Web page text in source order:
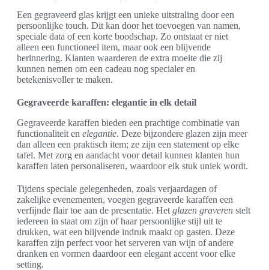
Een gegraveerd glas krijgt een unieke uitstraling door een
persoonlijke touch. Dit kan door het toevoegen van namen,
speciale data of een korte boodschap. Zo ontstaat er niet
alleen een functioneel item, maar ook een blijvende
herinnering. Klanten waarderen de extra moeite die zij
kunnen nemen om een cadeau nog specialer en
betekenisvoller te maken.
Gegraveerde karaffen: elegantie in elk detail
Gegraveerde karaffen bieden een prachtige combinatie van
functionaliteit en elegantie. Deze bijzondere glazen zijn meer
dan alleen een praktisch item; ze zijn een statement op elke
tafel. Met zorg en aandacht voor detail kunnen klanten hun
karaffen laten personaliseren, waardoor elk stuk uniek wordt.
Tijdens speciale gelegenheden, zoals verjaardagen of
zakelijke evenementen, voegen gegraveerde karaffen een
verfijnde flair toe aan de presentatie. Het glazen graveren stelt
iedereen in staat om zijn of haar persoonlijke stijl uit te
drukken, wat een blijvende indruk maakt op gasten. Deze
karaffen zijn perfect voor het serveren van wijn of andere
dranken en vormen daardoor een elegant accent voor elke
setting.